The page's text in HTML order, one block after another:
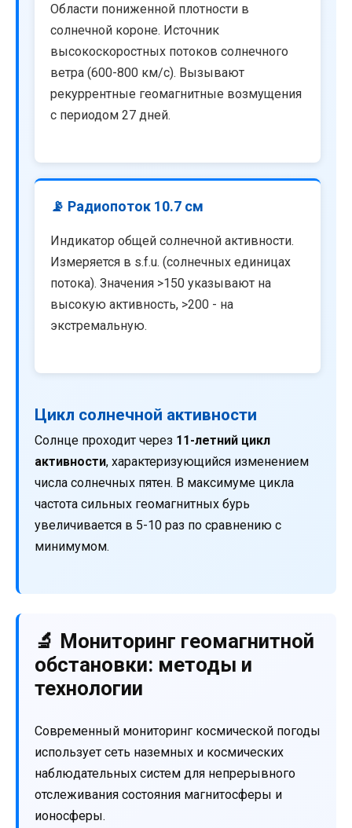
Области пониженной плотности в
солнечной короне. Источник
высокоскоростных потоков солнечного
ветра (600-800 км/с). Вызывают
рекуррентные геомагнитные возмущения
с периодом 27 дней.
📡 Радиопоток 10.7 см
Индикатор общей солнечной активности.
Измеряется в s.f.u. (солнечных единицах
потока). Значения >150 указывают на
высокую активность, >200 - на
экстремальную.
Цикл солнечной активности
Солнце проходит через 11-летний цикл
активности, характеризующийся изменением
числа солнечных пятен. В максимуме цикла
частота сильных геомагнитных бурь
увеличивается в 5-10 раз по сравнению с
минимумом.
🔬 Мониторинг геомагнитной
обстановки: методы и
технологии
Современный мониторинг космической погоды
использует сеть наземных и космических
наблюдательных систем для непрерывного
отслеживания состояния магнитосферы и
ионосферы.